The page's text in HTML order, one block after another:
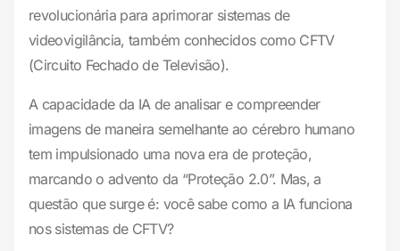
revolucionária para aprimorar sistemas de
videovigilância, também conhecidos como CFTV
(Circuito Fechado de Televisão).
A capacidade da IA de analisar e compreender
imagens de maneira semelhante ao cérebro humano
tem impulsionado uma nova era de proteção,
marcando o advento da “Proteção 2.0”. Mas, a
questão que surge é: você sabe como a IA funciona
nos sistemas de CFTV?